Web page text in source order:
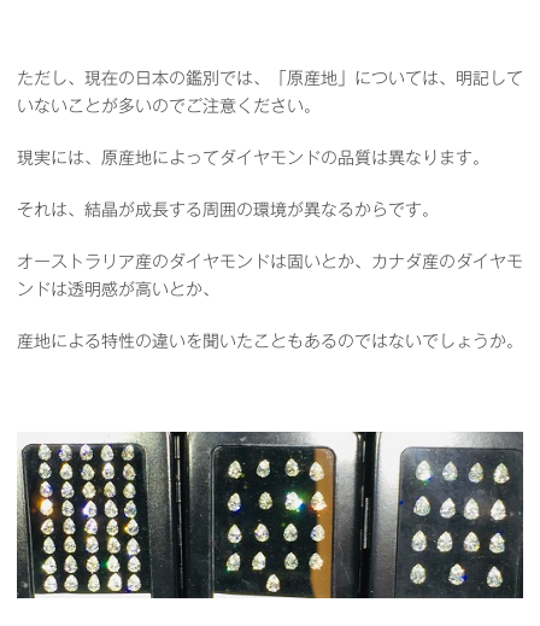
ただし、現在の日本の鑑別では、「原産地」については、明記して
いないことが多いのでご注意ください。
現実には、原産地によってダイヤモンドの品質は異なります。
それは、結晶が成長する周囲の環境が異なるからです。
オーストラリア産のダイヤモンドは固いとか、カナダ産のダイヤモ
ンドは透明感が高いとか、
産地による特性の違いを聞いたこともあるのではないでしょうか。